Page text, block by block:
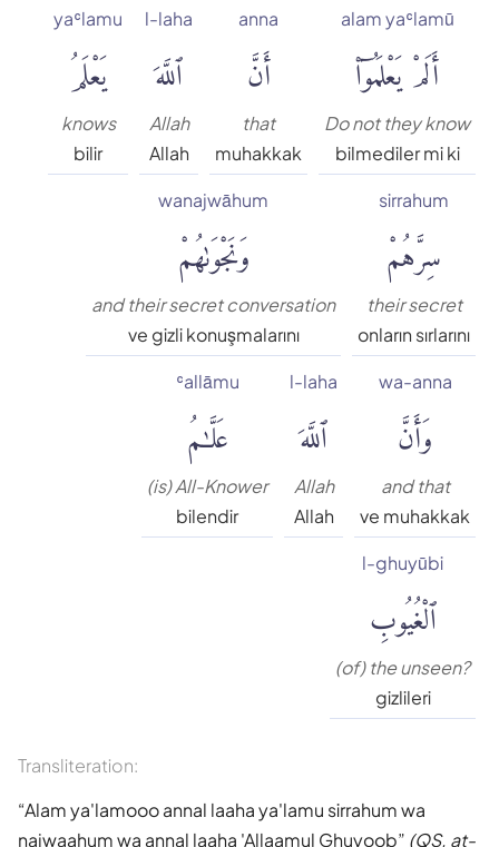
Muhammed Esed
Muslim Shahin
Ömer Nasuhi Bilmen
Rowwad Translation Center
Şaban Piriş
Süleyman Ateş
alam yaʿlamū
أَلَمْ يَعْلَمُوٓا۟
Do not they know
bilmediler mi ki
anna
أَنَّ
that
muhakkak
l-laha
ٱللَّهَ
Allah
Allah
yaʿlamu
يَعْلَمُ
knows
bilir
sirrahum
سِرَّهُمْ
their secret
onların sırlarını
wanajwāhum
وَنَجْوَىٰهُمْ
and their secret conversation
ve gizli konuşmalarını
wa-anna
وَأَنَّ
and that
ve muhakkak
l-laha
ٱللَّهَ
Allah
Allah
ʿallāmu
عَلَّٰمُ
(is) All-Knower
bilendir
l-ghuyūbi
ٱلْغُيُوبِ
(of) the unseen?
gizlileri
Transliteration:
Alam ya'lamooo annal laaha ya'lamu sirrahum wa
najwaahum wa annal laaha 'Allaamul Ghuyoob (QS. at-